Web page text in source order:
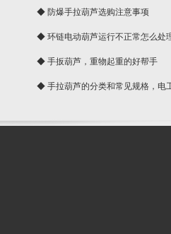
◆ 防爆手拉葫芦选购注意事项
◆ 环链电动葫芦运行不正常怎么处
◆ 手扳葫芦，重物起重的好帮手
◆ 手拉葫芦的分类和常见规格，电